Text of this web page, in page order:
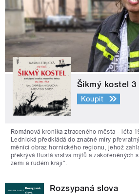
Šikmý kostel 3
Koupit
Románová kronika ztraceného města - léta
Lednická předkládá do značné míry
měnící obraz hornického regionu, jehož
překrývá tlustá vrstva mýtů a zakořeněných
zemi a rudém kraji“.
Rozsypaná slova